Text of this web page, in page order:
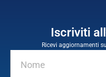
Iscriviti
Ricevi aggiornamenti